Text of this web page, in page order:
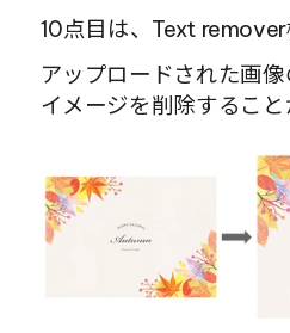
10点目は、Text remover
アップロードされた画
イメージを削除すること